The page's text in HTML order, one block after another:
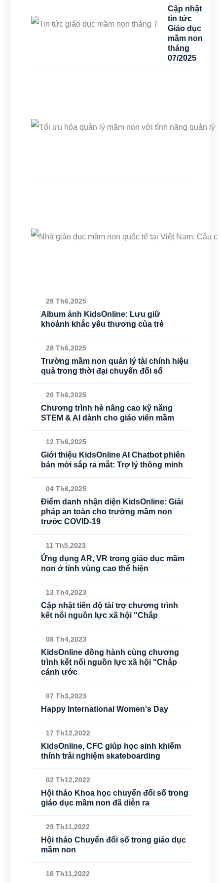
Cập nhật
tin tức
Giáo dục
mầm non
tháng
07/2025
28 Th6,2025
Album ảnh KidsOnline: Lưu giữ
khoảnh khắc yêu thương của trẻ
28 Th6,2025
Trường mầm non quản lý tài chính hiệu
quả trong thời đại chuyển đổi số
20 Th6,2025
Chương trình hè nâng cao kỹ năng
STEM & AI dành cho giáo viên mầm
12 Th6,2025
Giới thiệu KidsOnline AI Chatbot phiên
bản mới sắp ra mắt: Trợ lý thông minh
04 Th6,2025
Điểm danh nhận diện KidsOnline: Giải
pháp an toàn cho trường mầm non
trước COVID-19
11 Th5,2023
Ứng dụng AR, VR trong giáo dục mầm
non ở tỉnh vùng cao thể hiện
13 Th4,2023
Cập nhật tiến độ tài trợ chương trình
kết nối nguồn lực xã hội "Chắp
08 Th4,2023
KidsOnline đồng hành cùng chương
trình kết nối nguồn lực xã hội "Chắp
cánh ước
07 Th3,2023
Happy International Women's Day
17 Th12,2022
KidsOnline, CFC giúp học sinh khiếm
thính trải nghiệm skateboarding
02 Th12,2022
Hội thảo Khoa học chuyển đổi số trong
giáo dục mầm non đã diễn ra
29 Th11,2022
Hội thảo Chuyển đổi số trong giáo dục
mầm non
16 Th11,2022